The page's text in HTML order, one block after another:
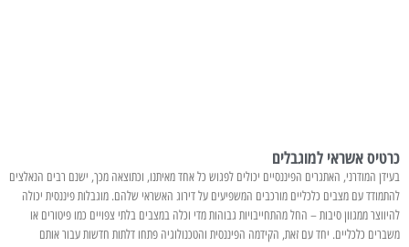
כרטיס אשראי למוגבלים
בעידן המודרני, האתגרים הפיננסיים יכולים לפגוש כל אחד מאיתנו, וכתוצאה מכך, ישנם רבים הנאלצים
להתמודד עם מצבים כלכליים מורכבים המשפיעים על דירוג האשראי שלהם. מוגבלות פיננסית יכולה
להיווצר ממגוון סיבות – החל מהתחייבויות גבוהות מדי וכלה במצבים בלתי צפויים כמו פיטורים או
משברים כלכליים. יחד עם זאת, הקידמה הפיננסית והטכנולוגיה פתחו דלתות חדשות עבור אותם